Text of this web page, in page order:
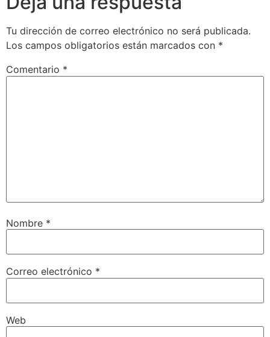
Tu dirección de correo electrónico no será publicada.
Los campos obligatorios están marcados con *
Comentario *
Nombre *
Correo electrónico *
Web